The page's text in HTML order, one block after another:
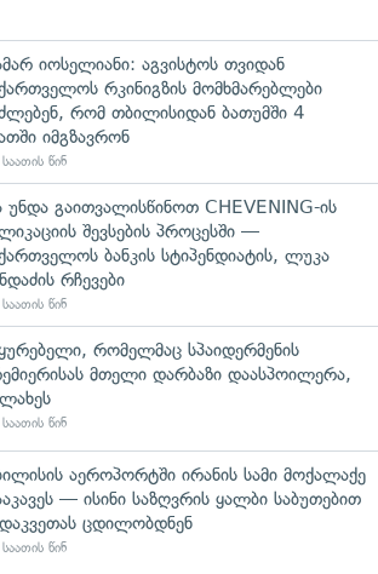
იოსელიანი: აგვისტოს თვიდან
რკინიგზის მომხმარებლები
რომ თბილისიდან ბათუმში 4
იმგზავრონ
წინ
უნდა გაითვალისწინოთ CHEVENING-ის
შევსების პროცესში —
ბანკის სტიპენდიატის, ლუკა
რჩევები
წინ
რომელმაც სპაიდერმენის
მთელი დარბაზი დაასპოილერა,
წინ
აეროპორტში ირანის სამი მოქალაქე
— ისინი საზღვრის ყალბი საბუთებით
ცდილობდნენ
წინ